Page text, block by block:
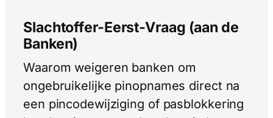
Slachtoffer-Eerst-Vraag (aan de
Banken)
Waarom weigeren banken om
ongebruikelijke pinopnames direct na
een pincodewijziging of pasblokkering